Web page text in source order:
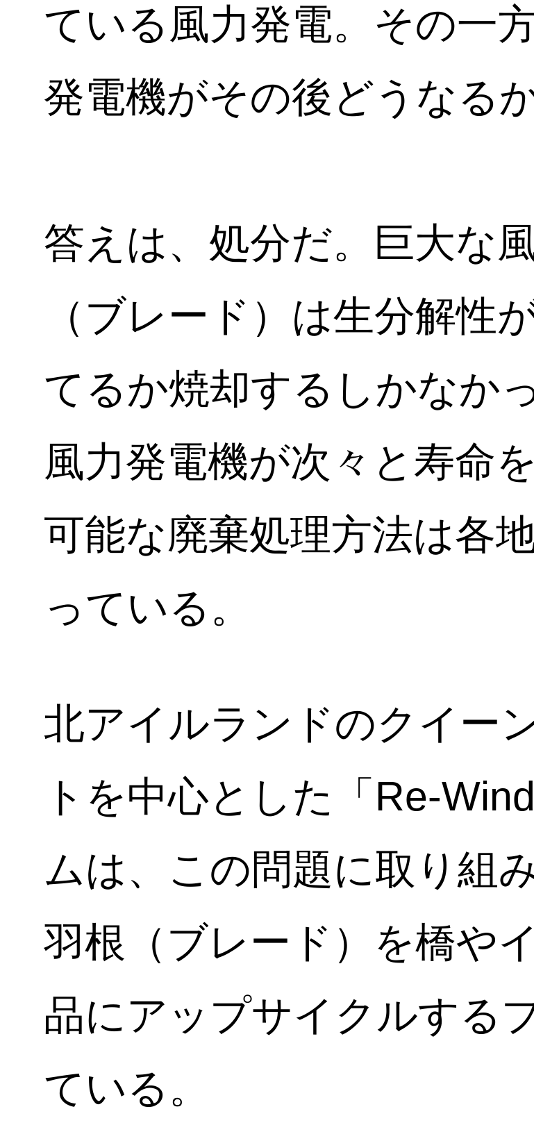
ている風力発電。その一
発電機がその後どうなる
答えは、処分だ。巨大な
（ブレード）は生分解性
てるか焼却するしかなか
風力発電機が次々と寿命
可能な廃棄処理方法は各
っている。
北アイルランドのクイー
トを中心とした「Re-
ムは、この問題に取り組
羽根（ブレード）を橋や
品にアップサイクルする
ている。